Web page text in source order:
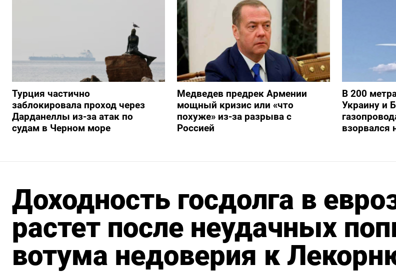
Турция частично
заблокировала проход через
Дарданеллы из-за атак по
судам в Черном море
Медведев предрек Армении
мощный кризис или «что
похуже» из-за разрыва с
Россией
В 200
Украину и
взорвался
Доходность госдолга в
растет после неудачных
вотума недоверия к